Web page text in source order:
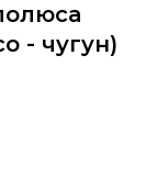
- чугун)